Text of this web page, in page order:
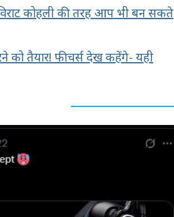
कोहली की तरह आप भी बन सकते
को तैयार! फीचर्स देख कहेंगे- यही